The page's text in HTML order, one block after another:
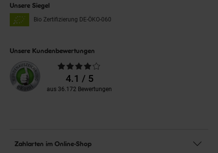
Unsere Siegel
Bio Zertifizierung DE-ÖKO-060
Unsere Kundenbewertungen
Durchschnittliche
Bewertungen4.1 / 5
aus 36.172 Bewertungen
Zahlarten im Online-Shop